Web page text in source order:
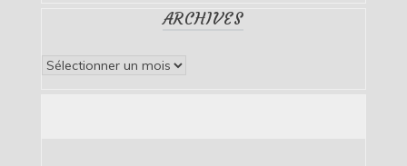
ARCHIVES
Archives